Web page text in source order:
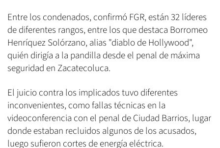
Entre los condenados, confirmó FGR, están 32 líderes
de diferentes rangos, entre los que destaca Borromeo
Henríquez Solórzano, alias "diablo de Hollywood",
quién dirigía a la pandilla desde el penal de máxima
seguridad en Zacatecoluca.
El juicio contra los implicados tuvo diferentes
inconvenientes, como fallas técnicas en la
videoconferencia con el penal de Ciudad Barrios, lugar
donde estaban recluidos algunos de los acusados,
luego sufieron cortes de energía eléctrica.